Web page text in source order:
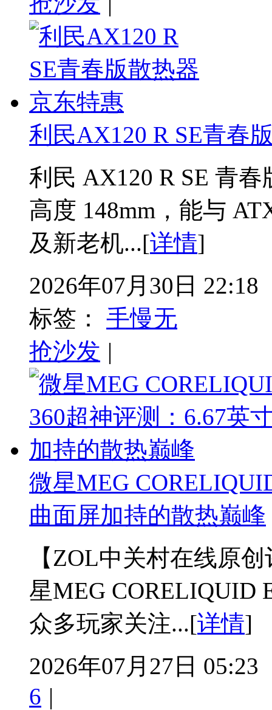
利民AX120 R SE青春
利民 AX120 R SE 青
高度 148mm，能与
及新老机...[详情]
2026年07月30日 22:18
标签：
手慢无
抢沙发 |
微星MEG
曲面屏加持的散热巅峰
【ZOL中关村在线原
星MEG CORELIQUID
众多玩家关注...[详情]
2026年07月27日 05:23
6 |